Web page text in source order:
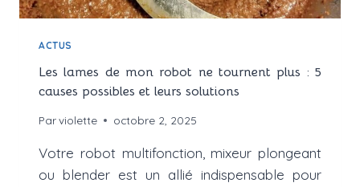
ACTUS
Les lames de mon robot ne tournent plus : 5
causes possibles et leurs solutions
Parviolette octobre 2, 2025
Votre robot multifonction, mixeur plongeant
ou blender est un allié indispensable pour